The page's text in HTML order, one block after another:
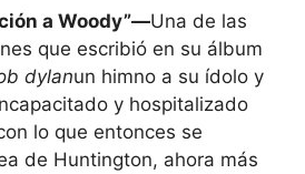
a Woody”—Una de las
que escribió en su álbum
dylanun himno a su ídolo y
y hospitalizado
lo que entonces se
de Huntington, ahora más